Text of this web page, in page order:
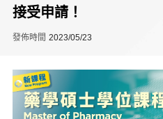
接受申請！
發佈時間 2023/05/23